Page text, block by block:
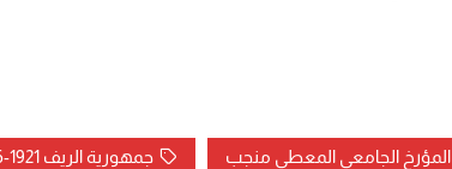
المؤرخ الجامعي المعطي منجب جمهورية الريف 1921-1926